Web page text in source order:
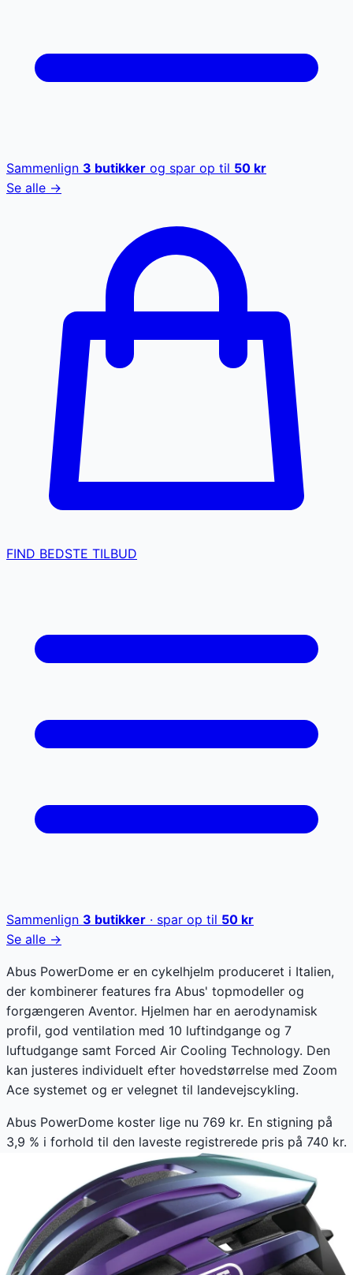
Sammenlign 3 butikker og spar op til 50 kr
Se alle →
FIND BEDSTE TILBUD
Sammenlign 3 butikker · spar op til 50 kr
Se alle →
Abus PowerDome er en cykelhjelm produceret i Italien,
der kombinerer features fra Abus' topmodeller og
forgængeren Aventor. Hjelmen har en aerodynamisk
profil, god ventilation med 10 luftindgange og 7
luftudgange samt Forced Air Cooling Technology. Den
kan justeres individuelt efter hovedstørrelse med Zoom
Ace systemet og er velegnet til landevejscykling.
Abus PowerDome koster lige nu 769 kr. En stigning på
3,9 % i forhold til den laveste registrerede pris på 740 kr.
Vores prishistorik bygger på 71 prisobservationer, hvor
prisen har bevæget sig mellem 740 kr (22. maj 2026) og
769 kr (11. juni 2026).
Den billigste pris lige nu er769 kr hos eCykelhjelm DK.